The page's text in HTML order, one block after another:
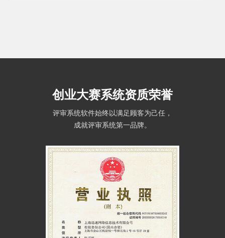
创业大赛系统资质荣誉
评审系统软件始终以满足顾客为己任，
成就评审系统第一品牌。